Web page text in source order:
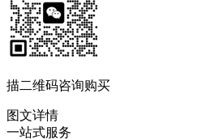
描二维码咨询购买
图文详情
一站式服务